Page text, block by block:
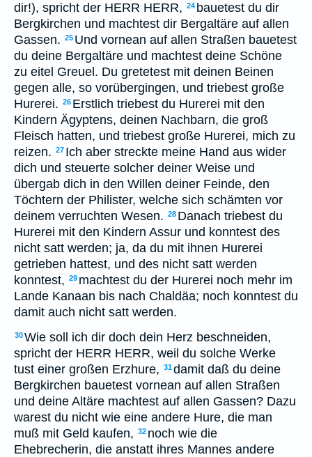
dir!), spricht der HERR HERR, 24 bauetest du dir
Bergkirchen und machtest dir Bergaltäre auf allen
Gassen. 25 Und vornean auf allen Straßen bauetest
du deine Bergaltäre und machtest deine Schöne
zu eitel Greuel. Du gretetest mit deinen Beinen
gegen alle, so vorübergingen, und triebest große
Hurerei. 26 Erstlich triebest du Hurerei mit den
Kindern Ägyptens, deinen Nachbarn, die groß
Fleisch hatten, und triebest große Hurerei, mich zu
reizen. 27 Ich aber streckte meine Hand aus wider
dich und steuerte solcher deiner Weise und
übergab dich in den Willen deiner Feinde, den
Töchtern der Philister, welche sich schämten vor
deinem verruchten Wesen. 28 Danach triebest du
Hurerei mit den Kindern Assur und konntest des
nicht satt werden; ja, da du mit ihnen Hurerei
getrieben hattest, und des nicht satt werden
konntest, 29 machtest du der Hurerei noch mehr im
Lande Kanaan bis nach Chaldäa; noch konntest du
damit auch nicht satt werden.
30Wie soll ich dir doch dein Herz beschneiden,
spricht der HERR HERR, weil du solche Werke
tust einer großen Erzhure, 31damit daß du deine
Bergkirchen bauetest vornean auf allen Straßen
und deine Altäre machtest auf allen Gassen? Dazu
warest du nicht wie eine andere Hure, die man
muß mit Geld kaufen, 32 noch wie die
Ehebrecherin, die anstatt ihres Mannes andere